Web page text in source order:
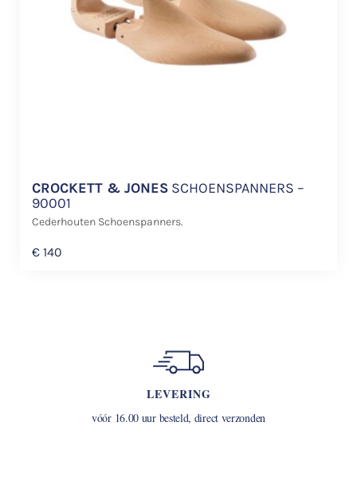
CROCKETT & JONES SCHOENSPANNERS –
90001
Cederhouten Schoenspanners.
€ 140
LEVERING
vóór 16.00 uur besteld, direct verzonden